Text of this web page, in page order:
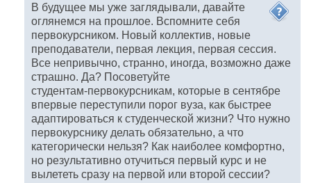
В будущее мы уже заглядывали, давайте
оглянемся на прошлое. Вспомните себя
первокурсником. Новый коллектив, новые
преподаватели, первая лекция, первая сессия.
Все непривычно, странно, иногда, возможно даже
страшно. Да? Посоветуйте
студентам-первокурсникам, которые в сентябре
впервые переступили порог вуза, как быстрее
адаптироваться к студенческой жизни? Что нужно
первокурснику делать обязательно, а что
категорически нельзя? Как наиболее комфортно,
но результативно отучиться первый курс и не
вылететь сразу на первой или второй сессии?